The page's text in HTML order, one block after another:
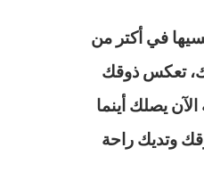
في أكتر من
تعكس ذوقك
يصلك أينما
وتديك راحة